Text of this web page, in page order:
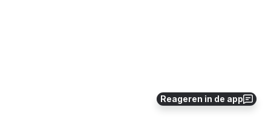
Reageren in de app